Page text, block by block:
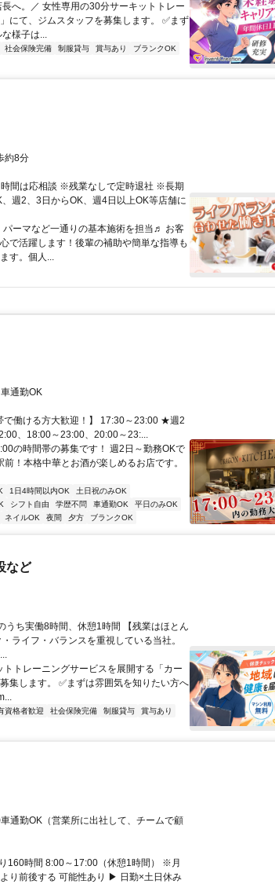
へ。／ 女性専用の30分サーキットトレー
にて、ジムスタッフを募集します。 ✅まず
様子は...
社会保険完備 制服貸与 賞与あり
ブランクOK
約8分
間は応相談 ※残業なしで定時退社 ※長期
週2、3日からOK、週4日以上OK等店舗に
ーマなど一通りの基本施術を担当♬ お客
で活躍します！後輩の補助や簡単な指導も
す。個人...
通勤OK
働ける方大歓迎！】 17:30～23:00 ★週2
、18:00～23:00、20:00～23:...
の時間帯の募集です！ 週2日～勤務OKで
！本格中華とお酒が楽しめるお店です。
1日4時間以内OK
土日祝のみOK
シフト自由 学歴不問 車通勤OK
平日のみOK
ネイルOK 夜間 夕方 ブランクOK
など
うち実働8時間、休憩1時間 【残業はほとん
ライフ・バランスを重視している当社。
トトレーニングサービスを展開する「カー
集します。 ✅まずは雰囲気を知りたい方へ
資格者歓迎 社会保険完備 制服貸与
賞与あり
通勤OK（営業所に出社して、チームで顧
160時間 8:00～17:00（休憩1時間） ※月
り前後する 可能性あり ▶ 日勤×土日休み